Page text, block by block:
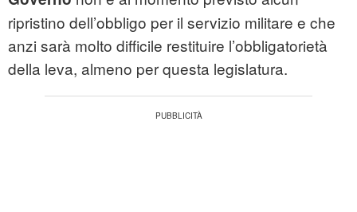
ripristino dell’obbligo per il servizio militare e che
anzi sarà molto difficile restituire l’obbligatorietà
della leva, almeno per questa legislatura.